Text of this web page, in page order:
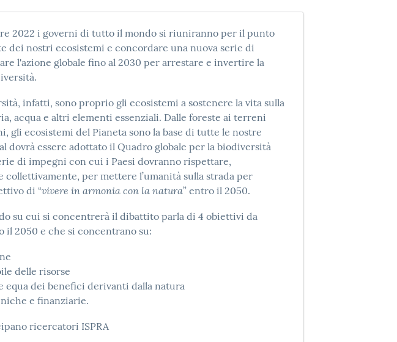
2022 i governi di tutto il mondo si riuniranno per il punto
dei nostri ecosistemi e concordare una nuova serie di
l'azione globale fino al 2030 per arrestare e invertire la
infatti, sono proprio gli ecosistemi a sostenere la vita sulla
acqua e altri elementi essenziali. Dalle foreste ai terreni
gli ecosistemi del Pianeta sono la base di tutte le nostre
dovrà essere adottato il Quadro globale per la biodiversità
di impegni con cui i Paesi dovranno rispettare,
collettivamente, per mettere l’umanità sulla strada per
di “vivere in armonia con la natura” entro il 2050.
su cui si concentrerà il dibattito parla di 4 obiettivi da
il 2050 e che si concentrano su:
delle risorse
equa dei benefici derivanti dalla natura
e finanziarie.
ricercatori ISPRA